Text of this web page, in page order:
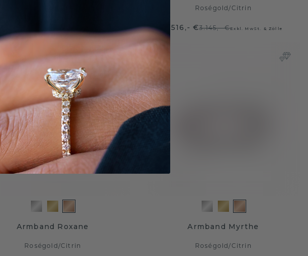
Roségold /Citrin
2.516,- €3.145,- €Exkl. MwSt. & Zölle
Armband Roxane
Roségold/Citrin
Armband Myrthe
Roségold/Citrin